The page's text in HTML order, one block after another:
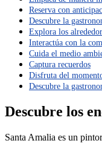
Reserva con
Descubre la
Explora los
Interactúa con la
Cuida el medio
Captura recuerdos
Disfruta del
Descubre la
Descubre los
Santa Amalia es un